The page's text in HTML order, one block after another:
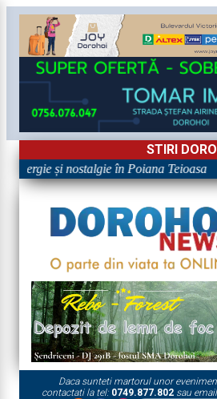
STIRI
și nostalgie în Poiana Teioasa
Daca sunteti martorul unor
contactati la tel: 0749.877.802sau